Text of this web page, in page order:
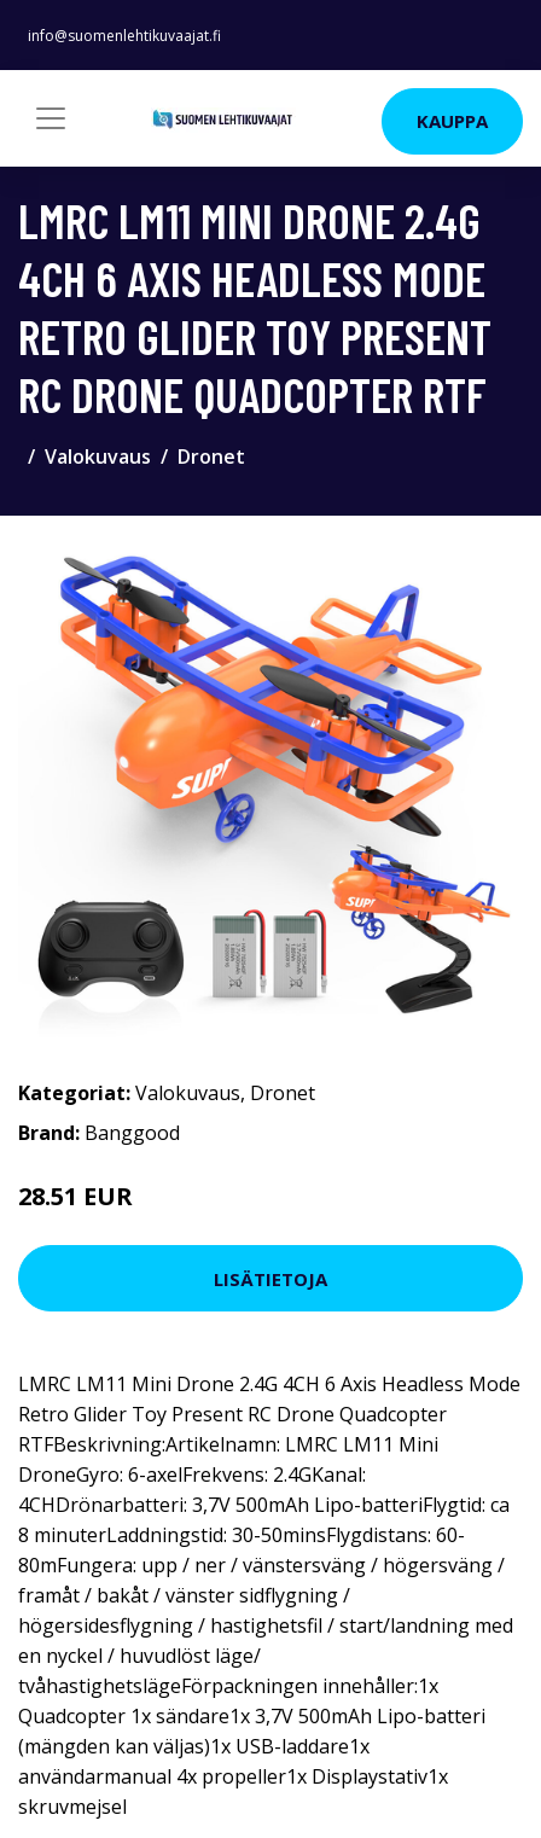
info@suomenlehtikuvaajat.fi
KAUPPA
LMRC LM11 MINI DRONE 2.4G
4CH 6 AXIS HEADLESS MODE
RETRO GLIDER TOY PRESENT
RC DRONE QUADCOPTER RTF
Valokuvaus Dronet
Kategoriat:Valokuvaus, Dronet
Brand: Banggood
28.51 EUR
LISÄTIETOJA
LMRC LM11 Mini Drone 2.4G 4CH 6 Axis Headless Mode
Retro Glider Toy Present RC Drone Quadcopter
RTFBeskrivning:Artikelnamn: LMRC LM11 Mini
DroneGyro: 6-axelFrekvens: 2.4GKanal:
4CHDrönarbatteri: 3,7V 500mAh Lipo-batteriFlygtid: ca
8 minuterLaddningstid: 30-50minsFlygdistans: 60-
80mFungera: upp / ner / vänstersväng / högersväng /
framåt / bakåt / vänster sidflygning /
högersidesflygning / hastighetsfil / start/landning med
en nyckel / huvudlöst läge/
tvåhastighetslägeFörpackningen innehåller:1x
Quadcopter 1x sändare1x 3,7V 500mAh Lipo-batteri
(mängden kan väljas)1x USB-laddare1x
användarmanual 4x propeller1x Displaystativ1x
skruvmejsel